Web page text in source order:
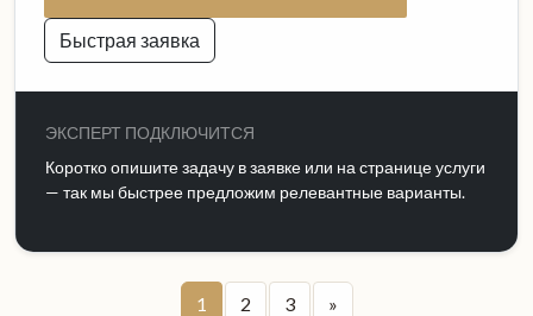
Быстрая заявка
ЭКСПЕРТ ПОДКЛЮЧИТСЯ
Коротко опишите задачу в заявке или на странице услуги
— так мы быстрее предложим релевантные варианты.
1 2 3 »